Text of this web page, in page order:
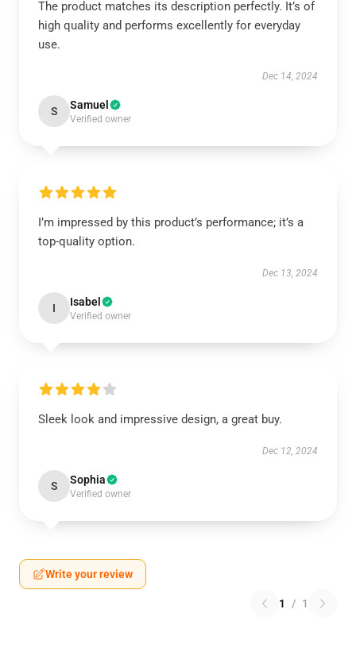
The product matches its description perfectly. It’s of
high quality and performs excellently for everyday
use.
Dec 14, 2024
S Samuel
Verified owner
I’m impressed by this product’s performance; it’s a
top-quality option.
Dec 13, 2024
I Isabel
Verified owner
Sleek look and impressive design, a great buy.
Dec 12, 2024
S Sophia
Verified owner
Write your review
1 / 1